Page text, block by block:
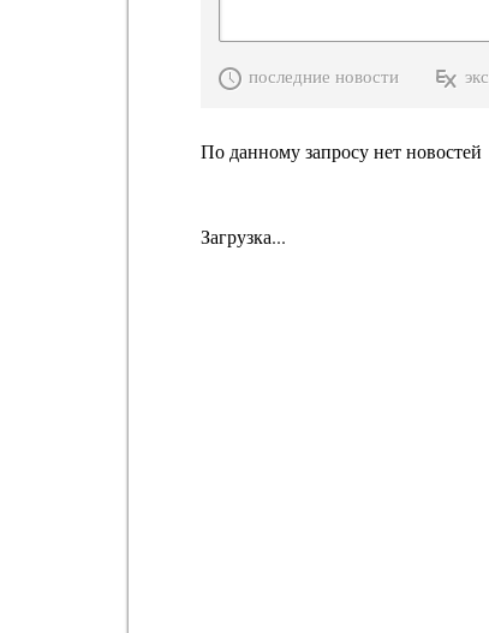
последние новости
По данному запросу нет новостей
Загрузка...